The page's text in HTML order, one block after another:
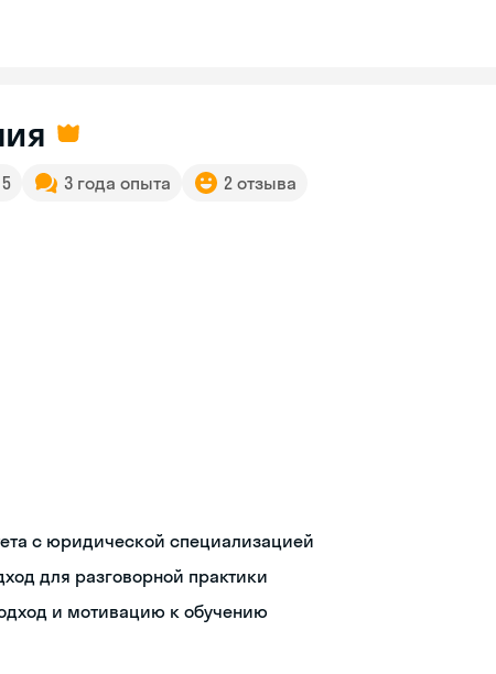
5 3 года опыта 2 отзыва
с юридической специализацией
для разговорной практики
и мотивацию к обучению